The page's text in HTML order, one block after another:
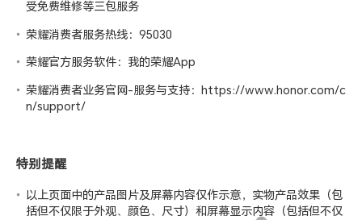
受免费维修等三包服务
荣耀消费者服务热线：95030
荣耀官方服务软件：我的荣耀App
荣耀消费者业务官网-服务与支持：https://www.honor.com/c
n/support/
特别提醒
以上页面中的产品图片及屏幕内容仅作示意，实物产品效果（包
括但不仅限于外观、颜色、尺寸）和屏幕显示内容（包括但不仅